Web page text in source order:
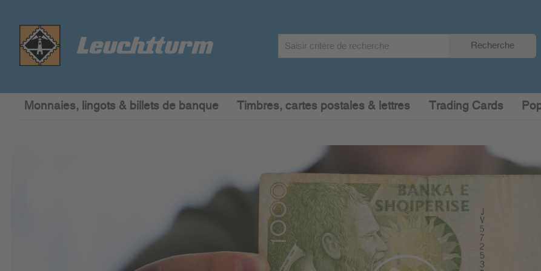
Recherche
Monnaies, lingots & billets de banque Timbres, cartes postales & lettres Trading Cards